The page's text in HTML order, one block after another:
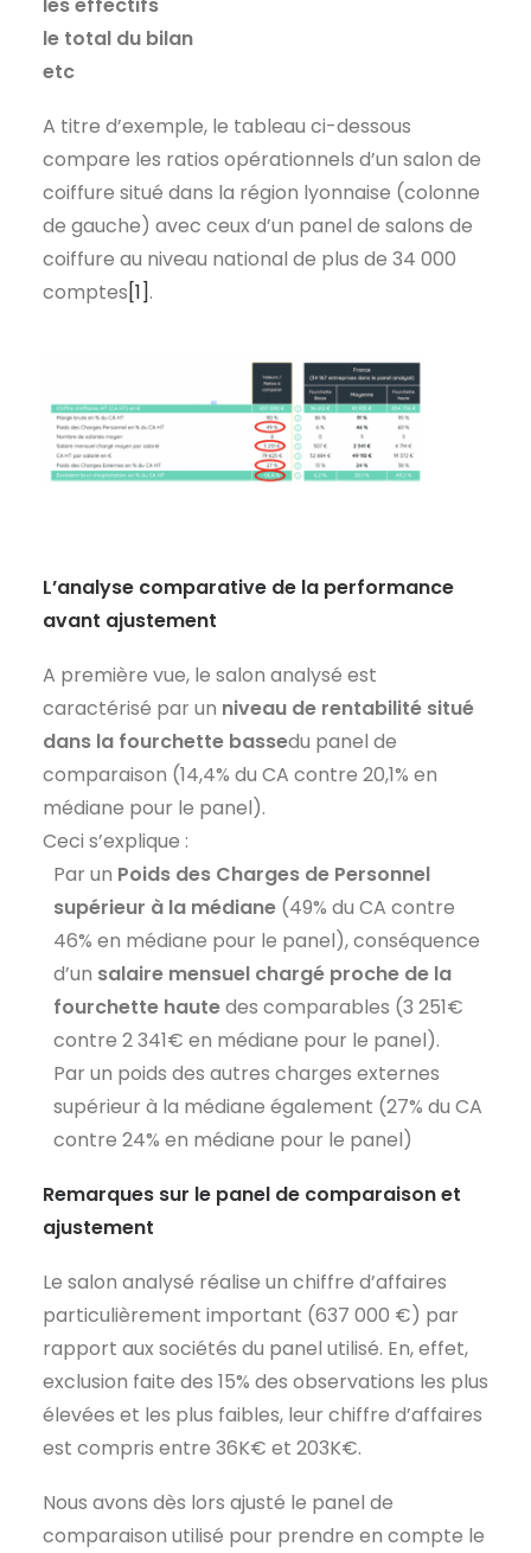
le total du bilan
etc
A titre d’exemple, le tableau ci-dessous
compare les ratios opérationnels d’un salon de
coiffure situé dans la région lyonnaise (colonne
de gauche) avec ceux d’un panel de salons de
coiffure au niveau national de plus de 34 000
comptes[1].
L’analyse comparative de la performance
avant ajustement
A première vue, le salon analysé est
caractérisé par un niveau de rentabilité situé
dans la fourchette bassedu panel de
comparaison (14,4% du CA contre 20,1% en
médiane pour le panel).
Ceci s’explique :
Par un Poids des Charges de Personnel
supérieur à la médiane (49% du CA contre
46% en médiane pour le panel), conséquence
d’un salaire mensuel chargé proche de la
fourchette hautedes comparables (3 251€
contre 2 341€ en médiane pour le panel).
Par un poids des autres charges externes
supérieur à la médiane également (27% du CA
contre 24% en médiane pour le panel)
Remarques sur le panel de comparaison et
ajustement
Le salon analysé réalise un chiffre d’affaires
particulièrement important (637 000 €) par
rapport aux sociétés du panel utilisé. En, effet,
exclusion faite des 15% des observations les plus
élevées et les plus faibles, leur chiffre d’affaires
est compris entre 36K€ et 203K€.
Nous avons dès lors ajusté le panel de
comparaison utilisé pour prendre en compte le